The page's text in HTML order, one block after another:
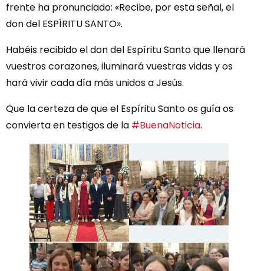
frente ha pronunciado: «Recibe, por esta señal, el
don del ESPÍRITU SANTO».
Habéis recibido el don del Espíritu Santo que llenará
vuestros corazones, iluminará vuestras vidas y os
hará vivir cada día más unidos a Jesús.
Que la certeza de que el Espíritu Santo os guía os
convierta en testigos de la #BuenaNoticia.